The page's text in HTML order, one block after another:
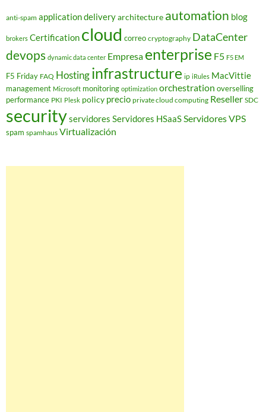
anti-spam application deliveryarchitecture automation blog
brokers Certification cloud correo cryptography DataCenter
devops dynamic data center Empresa enterprise F5 F5 EM
F5 Friday FAQ Hostinginfrastructure ip iRules MacVittie
management Microsoft monitoring optimization orchestration overselling
performance PKI Plesk policy precio private cloud computing Reseller SDC
securityservidores Servidores HSaaSServidores VPS
spam spamhaus Virtualización